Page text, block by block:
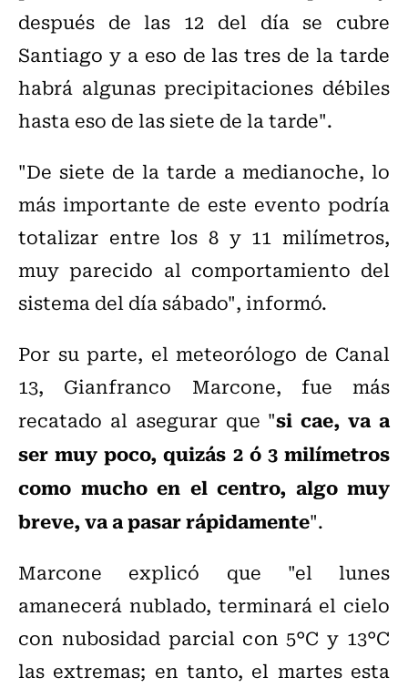
después de las 12 del día se cubre
Santiago y a eso de las tres de la tarde
habrá algunas precipitaciones débiles
hasta eso de las siete de la tarde".
"De siete de la tarde a medianoche, lo
más importante de este evento podría
totalizar entre los 8 y 11 milímetros,
muy parecido al comportamiento del
sistema del día sábado", informó.
Por su parte, el meteorólogo de Canal
13, Gianfranco Marcone, fue más
recatado al asegurar que "si cae, va a
ser muy poco, quizás 2 ó 3 milímetros
como mucho en el centro, algo muy
breve, va a pasar rápidamente".
Marcone explicó que "el lunes
amanecerá nublado, terminará el cielo
con nubosidad parcial con 5°C y 13°C
las extremas; en tanto, el martes esta